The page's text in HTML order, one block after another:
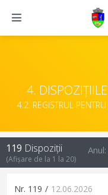
4.
4.2. REGISTRUL
119 Dispoziții
(Afișare de la 1 la 20)
Anul:
Nr. 119 / 12.06.2026